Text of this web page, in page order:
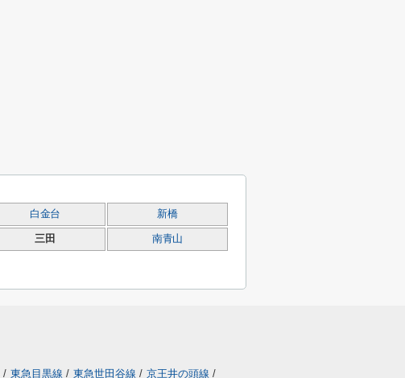
白金台 新橋
三田 南青山
/ 東急目黒線 / 東急世田谷線 / 京王井の頭線 /